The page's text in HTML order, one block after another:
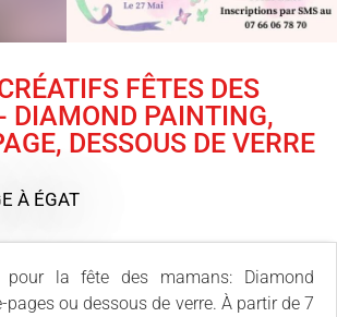
FÊTES DES
DIAMOND PAINTING,
DESSOUS DE VERRE
À ÉGAT
pour la fête des mamans: Diamond
ou dessous de verre. À partir de 7